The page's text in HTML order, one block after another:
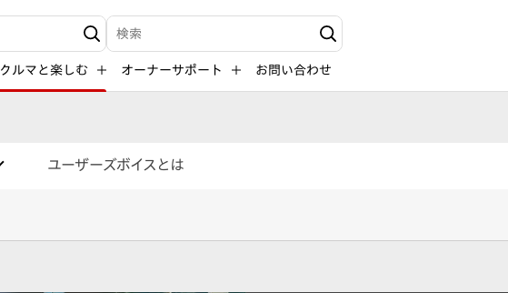
検索キーワード入力
クルマと楽しむ オーナーサポート お問い合わせ
ユーザーズボイスとは